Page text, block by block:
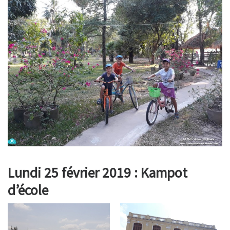
Lundi 25 février 2019 : Kampot
d’école